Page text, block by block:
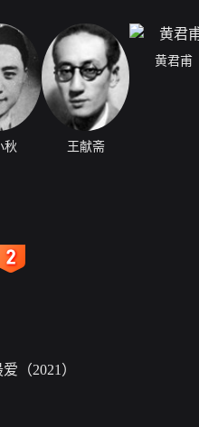
秋 王献斋
黄君甫
（2021）